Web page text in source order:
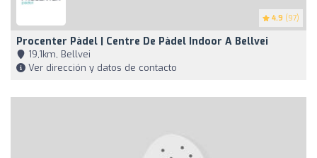
4.9 (97)
Procenter Pàdel | Centre De Pàdel Indoor A Bellvei
19,1km, Bellvei
Ver dirección y datos de contacto